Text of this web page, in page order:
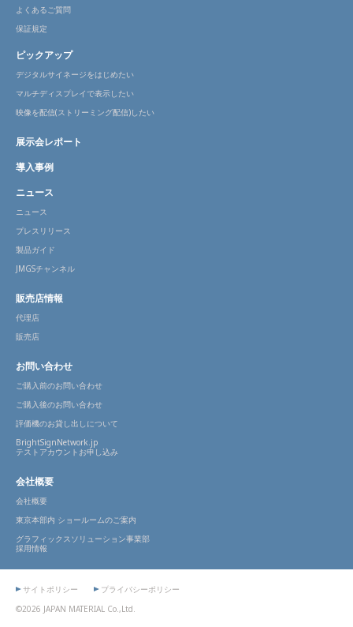
よくあるご質問
保証規定
ピックアップ
デジタルサイネージをはじめたい
マルチディスプレイで表示したい
映像を配信(ストリーミング配信)したい
展示会レポート
導入事例
ニュース
ニュース
プレスリリース
製品ガイド
JMGSチャンネル
販売店情報
代理店
販売店
お問い合わせ
ご購入前のお問い合わせ
ご購入後のお問い合わせ
評価機のお貸し出しについて
BrightSignNetwork.jp
テストアカウントお申し込み
会社概要
会社概要
東京本部内 ショールームのご案内
グラフィックスソリューション事業部
採用情報
©2026 JAPAN MATERIAL Co.,Ltd.
サイトポリシー プライバシーポリシー